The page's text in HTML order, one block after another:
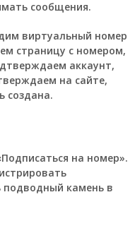
сообщения.
виртуальный номер
страницу с номером,
аккаунт,
на сайте,
создана.
на номер».
подводный камень в